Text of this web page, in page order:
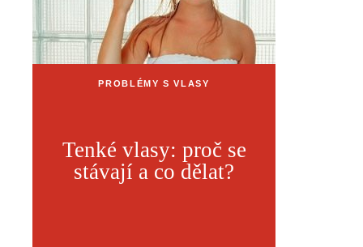
PROBLÉMY S VLASY
Tenké vlasy: proč se
stávají a co dělat?